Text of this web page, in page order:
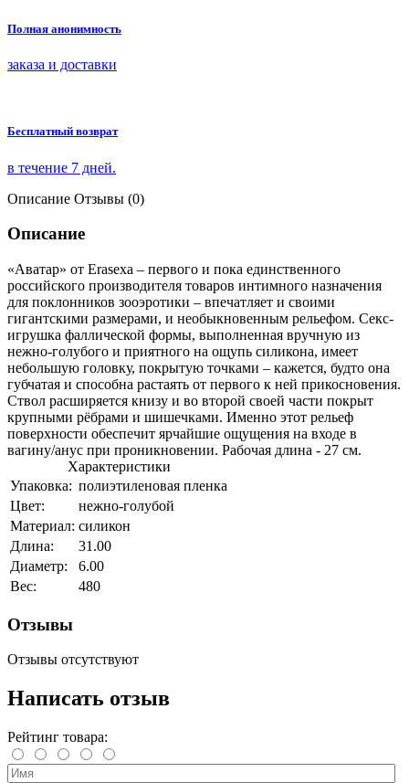
Полная анонимность
заказа и доставки
Бесплатный возврат
в течение 7 дней.
Описание Отзывы (0)
Описание
«Аватар» от Erasexa – первого и пока единственного
российского производителя товаров интимного назначения
для поклонников зооэротики – впечатляет и своими
гигантскими размерами, и необыкновенным рельефом. Секс-
игрушка фаллической формы, выполненная вручную из
нежно-голубого и приятного на ощупь силикона, имеет
небольшую головку, покрытую точками – кажется, будто она
губчатая и способна растаять от первого к ней прикосновения.
Ствол расширяется книзу и во второй своей части покрыт
крупными рёбрами и шишечками. Именно этот рельеф
поверхности обеспечит ярчайшие ощущения на входе в
вагину/анус при проникновении. Рабочая длина - 27 см.
Характеристики
Упаковка: полиэтиленовая пленка
Цвет:
нежно-голубой
Материал: силикон
Длина:
31.00
Диаметр:
6.00
Вес:
480
Отзывы
Отзывы отсутствуют
Написать отзыв
Рейтинг товара: